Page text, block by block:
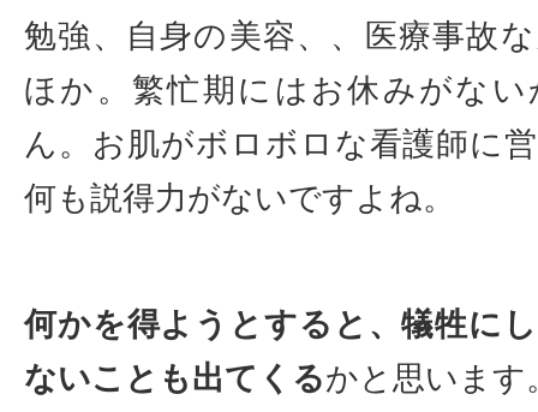
勉強、自身の美容、、医療事故
ほか。繁忙期にはお休みがな
ん。お肌がボロボロな看護師に
何も説得力がないですよね。
何かを得ようとすると、犠牲に
ないことも出てくるかと思います